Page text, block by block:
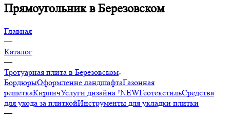
Прямоугольник в Березовском
Главная
—
Каталог
—
Тротуарная плита в Березовском
БордюрыОформление ландшафтаГазонная
решеткаКирпичУслуги дизайна !NEWГеотекстильСредства
для ухода за плиткойИнструменты для укладки плитки
—